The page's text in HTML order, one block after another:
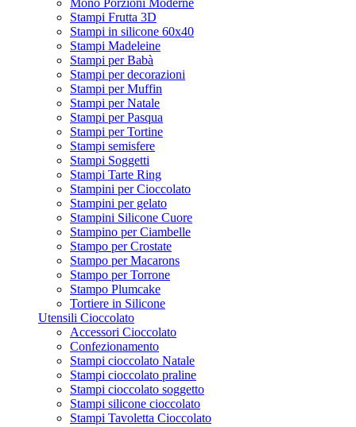
Mono Porzioni Moderne
Stampi Frutta 3D
Stampi in silicone 60x40
Stampi Madeleine
Stampi per Babà
Stampi per decorazioni
Stampi per Muffin
Stampi per Natale
Stampi per Pasqua
Stampi per Tortine
Stampi semisfere
Stampi Soggetti
Stampi Tarte Ring
Stampini per Cioccolato
Stampini per gelato
Stampini Silicone Cuore
Stampino per Ciambelle
Stampo per Crostate
Stampo per Macarons
Stampo per Torrone
Stampo Plumcake
Tortiere in Silicone
Utensili Cioccolato
Accessori Cioccolato
Confezionamento
Stampi cioccolato Natale
Stampi cioccolato praline
Stampi cioccolato soggetto
Stampi silicone cioccolato
Stampi Tavoletta Cioccolato